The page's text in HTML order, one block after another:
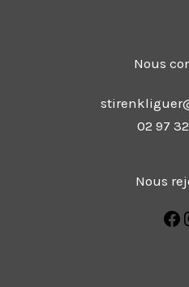
Nous
02 97
Nous